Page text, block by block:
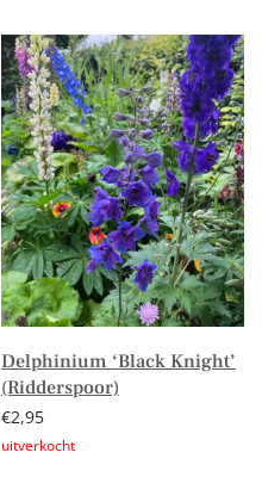
Delphinium ‘Black Knight’
(Ridderspoor)
€2,95